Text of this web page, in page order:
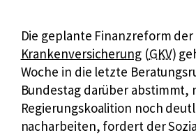
Die geplante Finanzreform
Krankenversicherung(GKVk
u
r
z
f
)
Woche in die letzte
Bundestag darüber abstimmt,
Regierungskoalition noch
nacharbeiten, fordert der